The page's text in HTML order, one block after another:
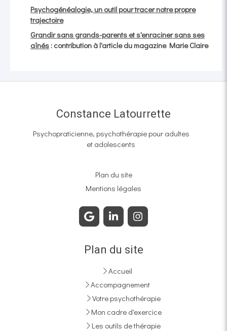
Psychogénéalogie, un outil pour tracer notre propre
trajectoire
Grandir sans grands-parents et s'enraciner sans ses
aînés : contribution à l'article du magazine Marie Claire
Constance Latourrette
Psychopraticienne, psychothérapie pour adultes
et adolescents
Plan du site
Mentions légales
Plan du site
Accueil
Accompagnement
Votre psychothérapie
Mon cadre d'exercice
Les outils de thérapie